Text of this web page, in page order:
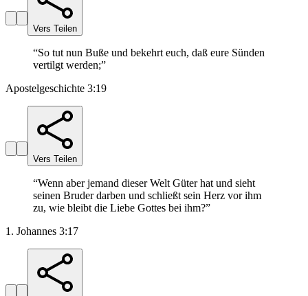
Vers Teilen
“So tut nun Buße und bekehrt euch, daß eure Sünden
vertilgt werden;”
Apostelgeschichte 3:19
Vers Teilen
“Wenn aber jemand dieser Welt Güter hat und sieht
seinen Bruder darben und schließt sein Herz vor ihm
zu, wie bleibt die Liebe Gottes bei ihm?”
1. Johannes 3:17